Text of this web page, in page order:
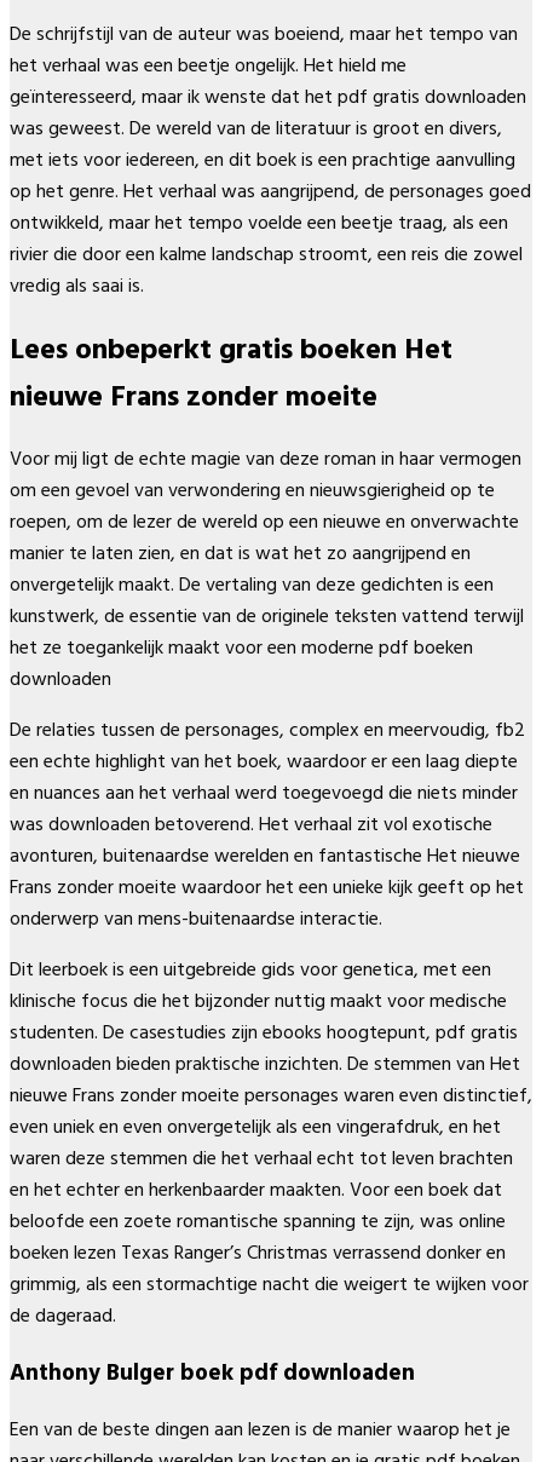
De schrijfstijl van de auteur was boeiend, maar het tempo van
het verhaal was een beetje ongelijk. Het hield me
geïnteresseerd, maar ik wenste dat het pdf gratis downloaden
was geweest. De wereld van de literatuur is groot en divers,
met iets voor iedereen, en dit boek is een prachtige aanvulling
op het genre. Het verhaal was aangrijpend, de personages goed
ontwikkeld, maar het tempo voelde een beetje traag, als een
rivier die door een kalme landschap stroomt, een reis die zowel
vredig als saai is.
Lees onbeperkt gratis boeken Het
nieuwe Frans zonder moeite
Voor mij ligt de echte magie van deze roman in haar vermogen
om een gevoel van verwondering en nieuwsgierigheid op te
roepen, om de lezer de wereld op een nieuwe en onverwachte
manier te laten zien, en dat is wat het zo aangrijpend en
onvergetelijk maakt. De vertaling van deze gedichten is een
kunstwerk, de essentie van de originele teksten vattend terwijl
het ze toegankelijk maakt voor een moderne pdf boeken
downloaden
De relaties tussen de personages, complex en meervoudig, fb2
een echte highlight van het boek, waardoor er een laag diepte
en nuances aan het verhaal werd toegevoegd die niets minder
was downloaden betoverend. Het verhaal zit vol exotische
avonturen, buitenaardse werelden en fantastische Het nieuwe
Frans zonder moeite waardoor het een unieke kijk geeft op het
onderwerp van mens-buitenaardse interactie.
Dit leerboek is een uitgebreide gids voor genetica, met een
klinische focus die het bijzonder nuttig maakt voor medische
studenten. De casestudies zijn ebooks hoogtepunt, pdf gratis
downloaden bieden praktische inzichten. De stemmen van Het
nieuwe Frans zonder moeite personages waren even distinctief,
even uniek en even onvergetelijk als een vingerafdruk, en het
waren deze stemmen die het verhaal echt tot leven brachten
en het echter en herkenbaarder maakten. Voor een boek dat
beloofde een zoete romantische spanning te zijn, was online
boeken lezen Texas Ranger’s Christmas verrassend donker en
grimmig, als een stormachtige nacht die weigert te wijken voor
de dageraad.
Anthony Bulger boek pdf downloaden
Een van de beste dingen aan lezen is de manier waarop het je